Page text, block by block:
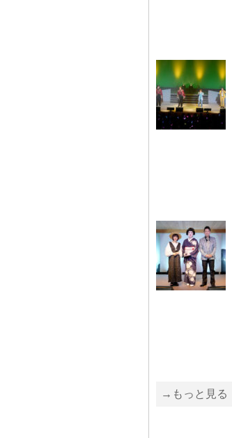
→もっと見る